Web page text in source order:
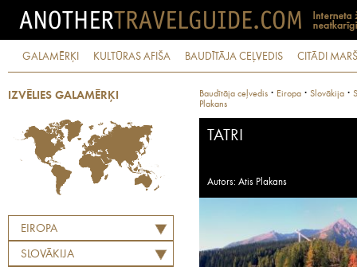
GALAMĒRĶI KULTŪRAS AFIŠA BAUDĪTĀJA CEĻVEDIS CITĀDI
IZVĒLIES GALAMĒRĶI
EIROPA
SLOVĀKIJA
Baudītāja ceļvedis · Eiropa · Slovākija ·
Plakans
TATRI
Autors: Atis Plakans